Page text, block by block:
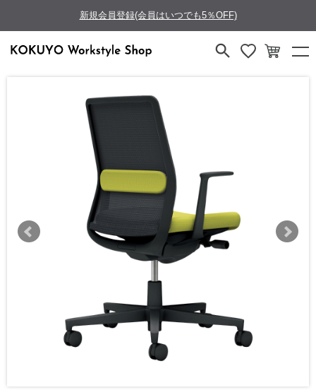
新規会員登録(会員はいつでも5％OFF)